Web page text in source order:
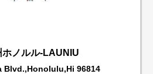
ホノルル-LAUNIU
Blvd.,Honolulu,Hi 96814